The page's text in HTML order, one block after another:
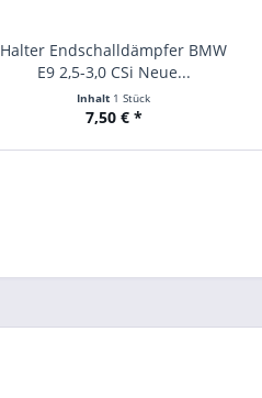
Halter Endschalldämpfer BMW
E9 2,5-3,0 CSi Neue...
Inhalt 1 Stück
7,50 € *